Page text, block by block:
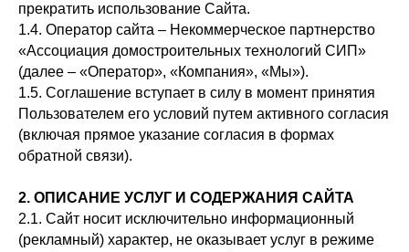
прекратить использование Сайта.
1.4. Оператор сайта – Некоммерческое партнерство
«Ассоциация домостроительных технологий СИП»
(далее – «Оператор», «Компания», «Мы»).
1.5. Соглашение вступает в силу в момент принятия
Пользователем его условий путем активного согласия
(включая прямое указание согласия в формах
обратной связи).
2. ОПИСАНИЕ УСЛУГ И СОДЕРЖАНИЯ САЙТА
2.1. Сайт носит исключительно информационный
(рекламный) характер, не оказывает услуг в режиме